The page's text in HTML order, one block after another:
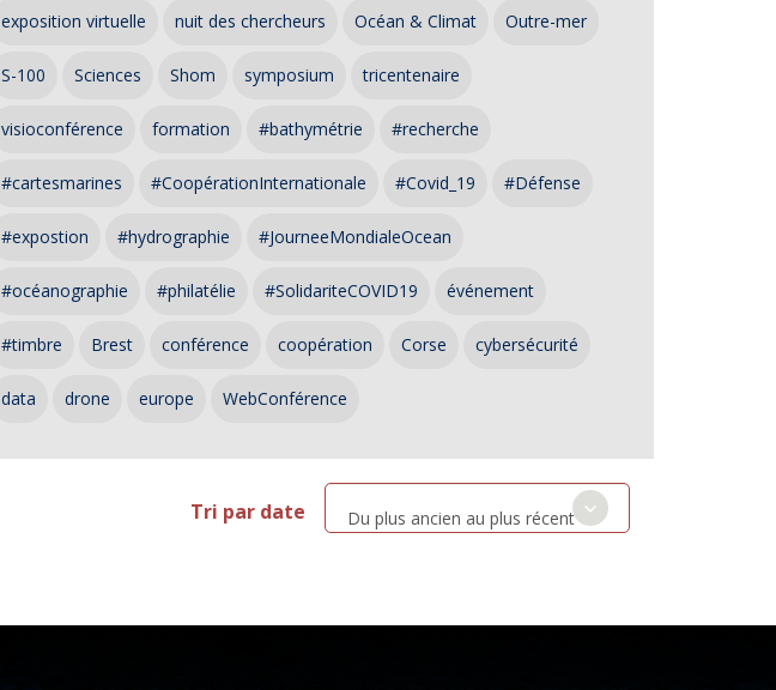
exposition virtuelle nuit des chercheurs Océan & Climat Outre-mer
S-100 Sciences Shom symposium tricentenaire
visioconférence formation #bathymétrie #recherche
#cartesmarines #CoopérationInternationale #Covid_19 #Défense
#expostion #hydrographie #JourneeMondialeOcean
#océanographie #philatélie #SolidariteCOVID19 événement
#timbre Brest conférence coopération Corse cybersécurité
data drone europe WebConférence
Tri par date Du plus ancien au plus récent